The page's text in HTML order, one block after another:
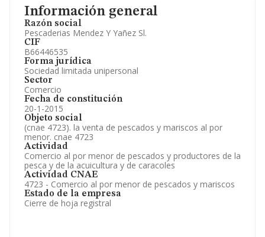
Información general
Razón social
Pescaderias Mendez Y Yañez Sl.
CIF
B66446535
Forma jurídica
Sociedad limitada unipersonal
Sector
Comercio
Fecha de constitución
20-1-2015
Objeto social
(cnae 4723). la venta de pescados y mariscos al por
menor. cnae 4723
Actividad
Comercio al por menor de pescados y productores de la
pesca y de la acuicultura y de caracoles
Actividad CNAE
4723 - Comercio al por menor de pescados y mariscos
Estado de la empresa
Cierre de hoja registral
Información oficial y registral complementaria.